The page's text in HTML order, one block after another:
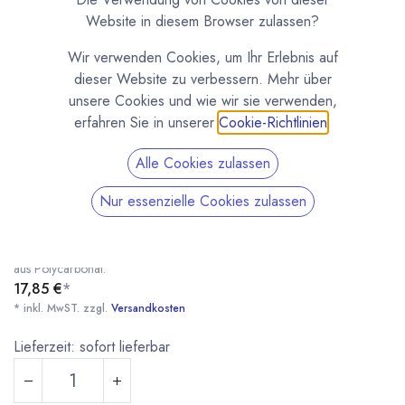
Pralinenform Mund Lippen (1296)
(0 Rezension)
aus Polycarbonat.
17,85 €*
* inkl. MwST. zzgl. Versandkosten
Lieferzeit: sofort lieferbar
Website in diesem Browser zulassen?
Wir verwenden Cookies, um Ihr Erlebnis auf
dieser Website zu verbessern. Mehr über
unsere Cookies und wie wir sie verwenden,
erfahren Sie in unserer Cookie-Richtlinien
Alle Cookies zulassen
Nur essenzielle Cookies zulassen